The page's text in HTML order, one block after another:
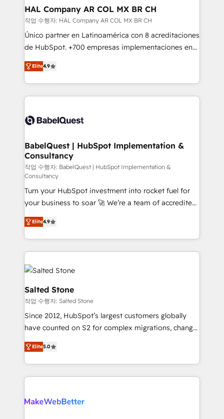
➤ L’intégration de CRM et de méthodologie RevOps
pour aligner les équipes marketing, commerciales et
support client (data migration, synchronisation API,
audit et maintenance) ➤ La création de sites internet
opportunités d'affaires ➤ La mise en place de
stratégies d'acquisition marketing (SEO, SEA,
100+ intégrations CRM HubSpot réussies - 40
experts conseil - 150 certifications HubSpot
HAL Company AR COL MX BR CH
작업 수행자: HAL Company AR COL MX BR CH
Único partner en Latinoamérica con 8 acreditaciones
de HubSpot. +700 empresas implementaciones en
Latinoamérica. 6 Certified Trainers certificados por
HubSpot Academy. 167 reseñas verificadas por
HubSpot. Somos una consultora técnica y no una
agencia de marketing que también vende HubSpot.
implementamos HubSpot, desarrollamos
cientos de aplicativos de negocios en +110
empresas de la región. Con presencia en Argentina,
México, Colombia, Perú, Chile, Brasil y casa matriz en
España formamos parte de un grupo empresarial
con más de 20 años de trayectoria.
Elite4.9
BabelQuest | HubSpot Implementation &
Consultancy
작업 수행자: BabelQuest | HubSpot Implementation &
Consultancy
Turn your HubSpot investment into rocket fuel for
your business to soar 🚀 We’re a team of accredited
HubSpot experts ready to help you. We can
implement the platform into complex business
environments, optimise what you've got and make
sure you can actually use it, build your website in
HubSpot or create an inbound marketing strategy
for you and execute it on HubSpot. We are on the
G-Cloud 14 CCS (Crown Commercial Service)
framework, meaning we've been accredited by
HubSpot and vetted by the CCS, which means we
can support public sector companies as well the
HubSpot implementation - HubSpot CMS website
decisions with data - Find a new voice and reach
Elite4.9
Salted Stone
작업 수행자: Salted Stone
Since 2012, HubSpot’s largest customers globally
have counted on S2 for complex migrations, change
management, systems integration, and creative
solutions that deliver measurable impact and
transform brand experiences As one of the few full-
service creative agencies in the HubSpot
winning design to build scalable, globally
Elite5.0